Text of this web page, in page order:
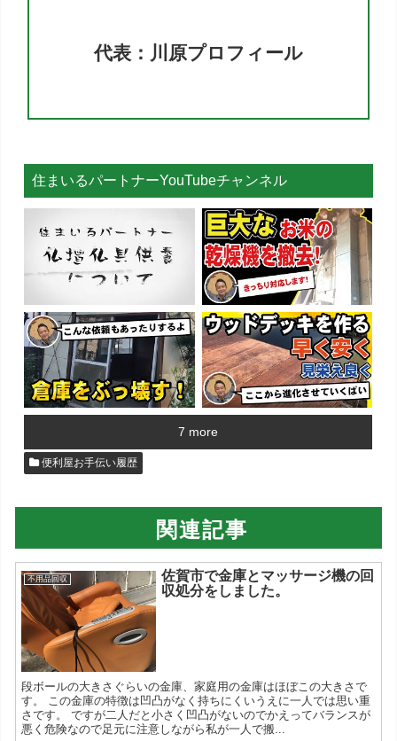
代表：川原プロフィール
住まいるパートナーYouTubeチャンネル
7 more
便利屋お手伝い履歴
関連記事
不用品回収
佐賀市で金庫とマッサージ機の回
収処分をしました。
段ボールの大きさぐらいの金庫、家庭用の金庫はほぼこの大きさで
す。 この金庫の特徴は凹凸がなく持ちにくいうえに一人では思い重
さです。 ですが二人だと小さく凹凸がないのでかえってバランスが
悪く危険なので足元に注意しながら私が一人で搬...